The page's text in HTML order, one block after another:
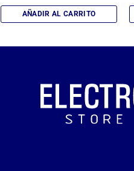
AÑADIR AL CARRITO